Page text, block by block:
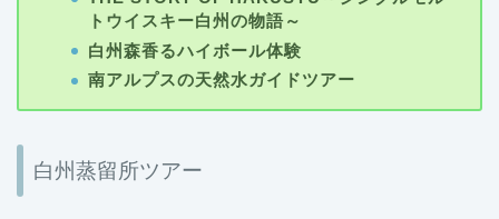
トウイスキー白州の物語～
白州森香るハイボール体験
南アルプスの天然水ガイドツアー
白州蒸留所ツアー